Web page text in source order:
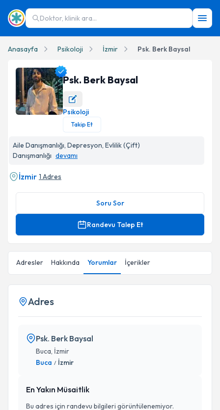
Doktor, klinik ara...
Anasayfa Psikoloji İzmir Psk. Berk Baysal
Psk. Berk Baysal Profil Fotoğrafı
Psk. Berk Baysal
Psikoloji
Takip Et
Aile Danışmanlığı, Depresyon, Evlilik (Çift)
Danışmanlığı devamı
İzmir 1 Adres
Soru Sor
Randevu Talep Et
Adresler Hakkında Yorumlar İçerikler
Adres
Psk. Berk Baysal
Buca, İzmir
Buca / İzmir
En Yakın Müsaitlik
Bu adres için randevu bilgileri görüntülenemiyor.